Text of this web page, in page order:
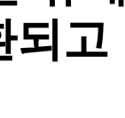
되고